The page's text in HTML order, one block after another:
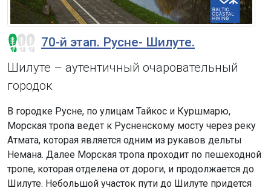
70-й этап. Русне- Шилуте.
Шилуте – аутентичный очаровательный
городок
В городке Русне, по улицам Тайкос и Куршмарю,
Морская тропа ведет к Русненскому мосту через реку
Атмата, которая является одним из рукавов дельты
Немана. Далее Морская тропа проходит по пешеходной
тропе, которая отделена от дороги, и продолжается до
Шилуте. Небольшой участок пути до Шилуте придется